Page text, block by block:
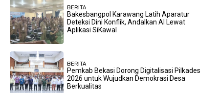
BERITA
Bakesbangpol Karawang Latih Aparatur
Deteksi Dini Konflik, Andalkan AI Lewat
Aplikasi SiKawal
BERITA
Pemkab Bekasi Dorong Digitalisasi Pilkades
2026 untuk Wujudkan Demokrasi Desa
Berkualitas